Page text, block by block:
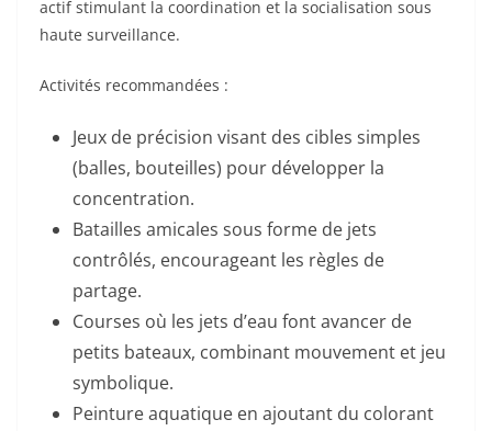
actif stimulant la coordination et la socialisation sous
haute surveillance.
Activités recommandées :
Jeux de précision visant des cibles simples
(balles, bouteilles) pour développer la
concentration.
Batailles amicales sous forme de jets
contrôlés, encourageant les règles de
partage.
Courses où les jets d’eau font avancer de
petits bateaux, combinant mouvement et jeu
symbolique.
Peinture aquatique en ajoutant du colorant